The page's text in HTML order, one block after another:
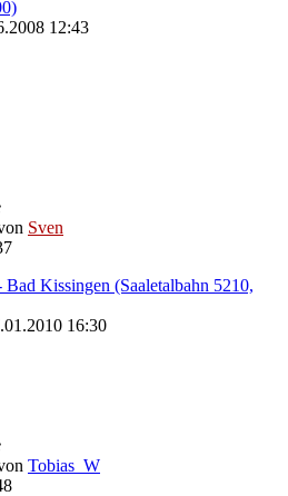
12:43
Sven
Kissingen (Saaletalbahn 5210,
16:30
Tobias_W